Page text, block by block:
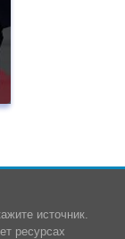
источник.
ресурсах